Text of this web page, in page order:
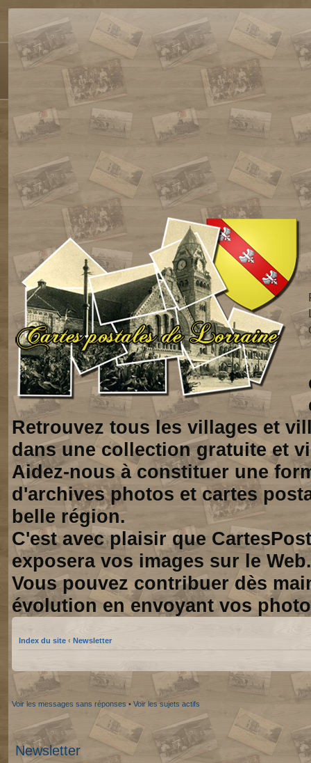
Retrouvez tous les villages et
dans une collection gratuite et
Aidez-nous à constituer une
d'archives photos et cartes
belle région.
C'est avec plaisir que
exposera vos images sur le Web.
Vous pouvez contribuer dès
évolution en envoyant vos
Index du site ‹ Newsletter
Voir les messages sans réponses • Voir les sujets actifs
Newsletter